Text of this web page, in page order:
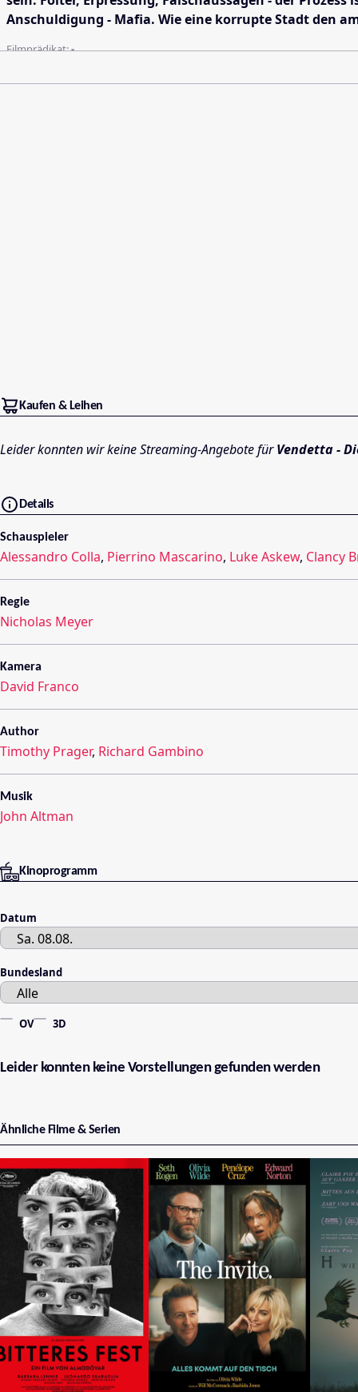
Anschuldigung - Mafia. Wie eine korrupte Stadt den
Filmprädikat:-
Kaufen & Leihen
Leider konnten wir keine Streaming-Angebote fürVendetta -
Details
Schauspieler
Alessandro Colla, Pierrino Mascarino, Luke Askew, Clancy
Regie
Nicholas Meyer
Kamera
David Franco
Author
Timothy Prager, Richard Gambino
Musik
John Altman
Kinoprogramm
Datum
Bundesland
OV 3D
Leider konnten keine Vorstellungen gefunden werden
Ähnliche Filme & Serien